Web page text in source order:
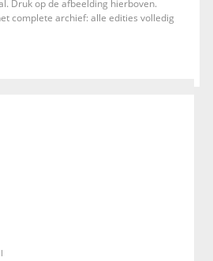
Druk op de afbeelding hierboven.
complete archief: alle edities volledig